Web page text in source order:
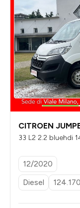
CITROEN
33 L2 2.2 bluehdi
12/2020
Diesel